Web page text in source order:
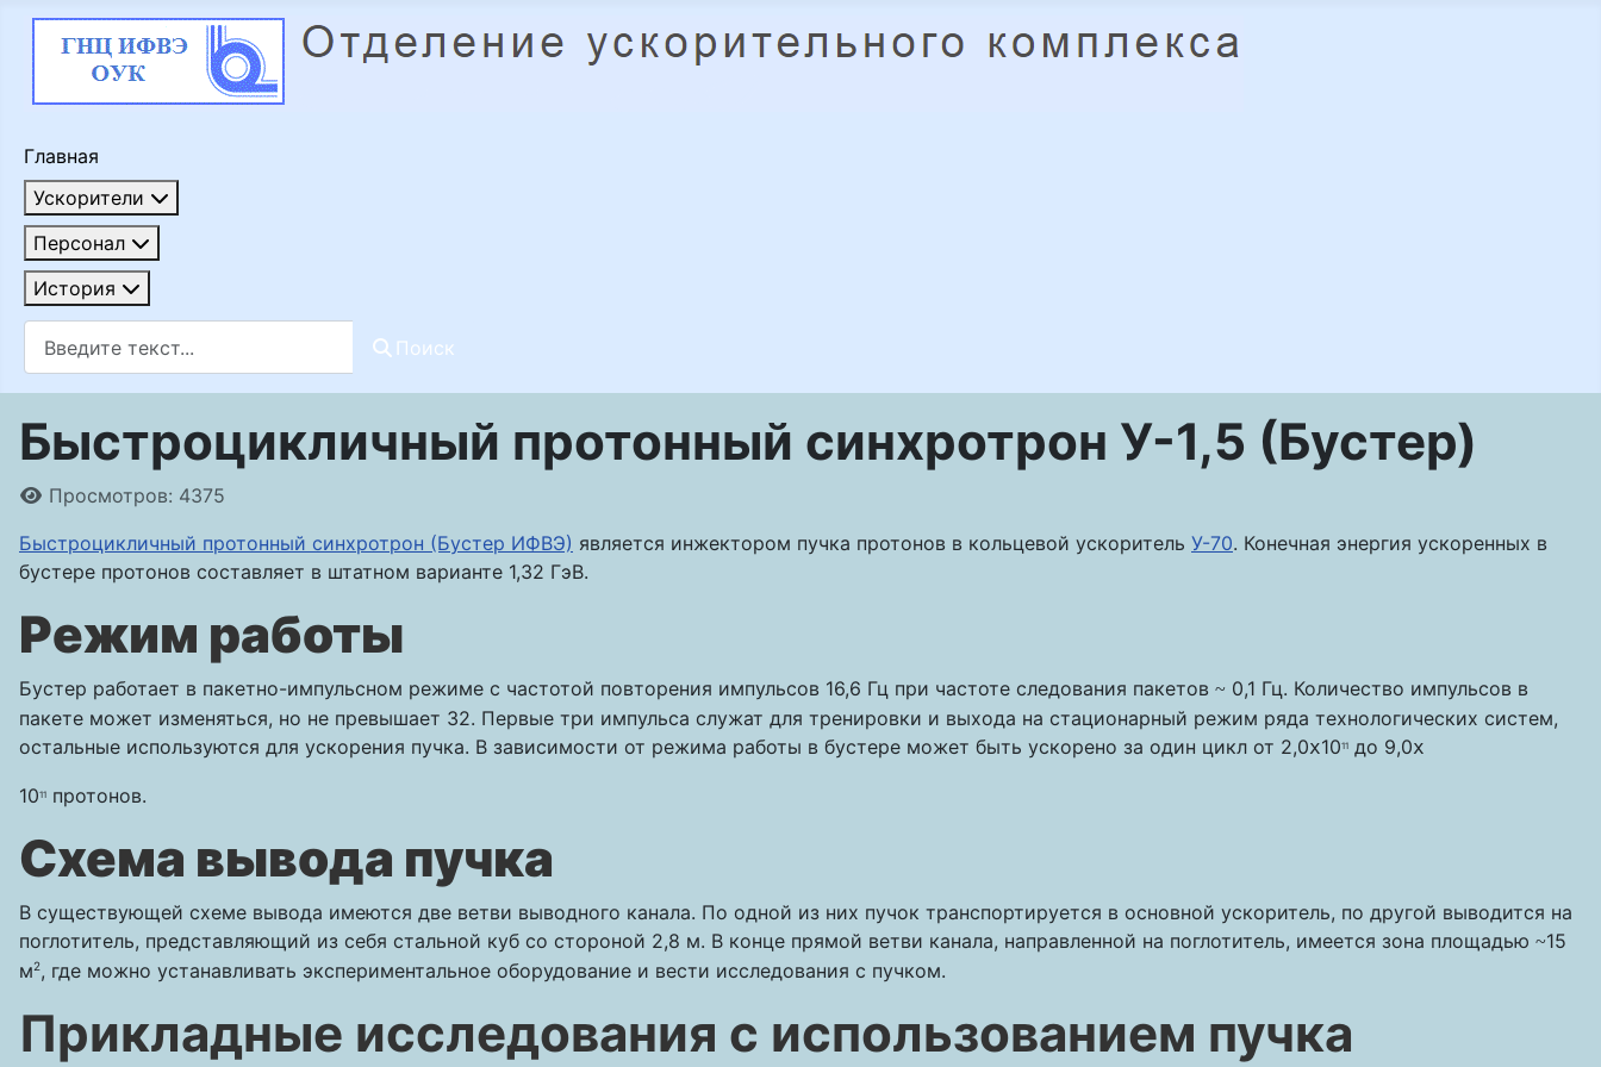
Главная
Ускорители
Персонал
История
Поиск
Быстроцикличный протонный синхротрон У-1,5 (Бустер)
Информация о материале
Просмотров: 4375
Быстроцикличный протонный синхротрон (Бустер ИФВЭ) является инжектором пучка протонов в кольцевой ускоритель У-70. Конечная энергия ускоренных в
бустере протонов составляет в штатном варианте 1,32 ГэВ.
Режим работы
Бустер работает в пакетно-импульсном режиме с частотой повторения импульсов 16,6 Гц при частоте следования пакетов ~ 0,1 Гц. Количество импульсов в
пакете может изменяться, но не превышает 32. Первые три импульса служат для тренировки и выхода на стационарный режим ряда технологических систем,
остальные используются для ускорения пучка. В зависимости от режима работы в бустере может быть ускорено за один цикл от 2,0x1011 до 9,0x
1011 протонов.
Схема вывода пучка
В существующей схеме вывода имеются две ветви выводного канала. По одной из них пучок транспортируется в основной ускоритель, по другой выводится на
поглотитель, представляющий из себя стальной куб со стороной 2,8 м. В конце прямой ветви канала, направленной на поглотитель, имеется зона площадью ~15
м2, где можно устанавливать экспериментальное оборудование и вести исследования с пучком.
Прикладные исследования с использованием пучка